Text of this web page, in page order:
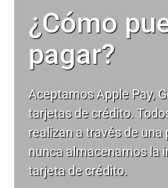
¿Cómo
pagar?
Aceptamos Apple Pay,
tarjetas de crédito.
realizan a través de
nunca almacenamos la
tarjeta de crédito.